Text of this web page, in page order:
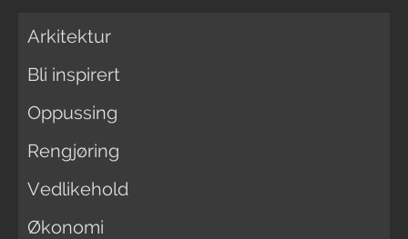
Arkitektur
Bli inspirert
Oppussing
Rengjøring
Vedlikehold
Økonomi